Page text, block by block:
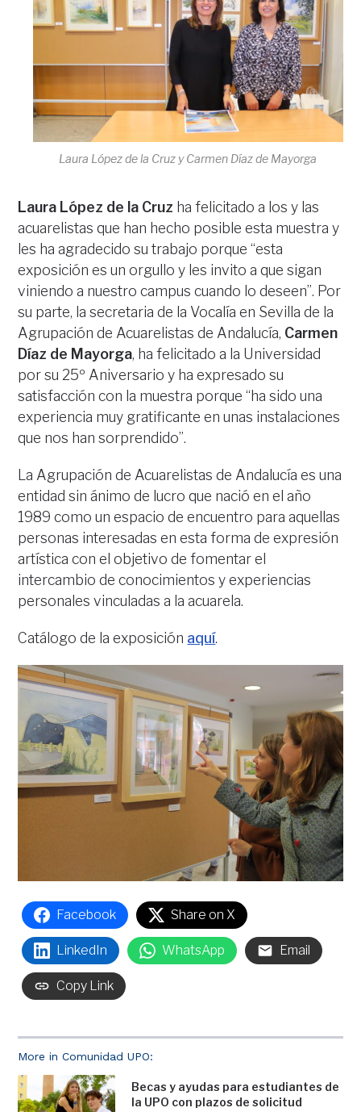
More in Comunidad UPO:
Becas y ayudas para estudiantes de
la UPO con plazos de solicitud
Laura López de la Cruz y Carmen Díaz de Mayorga
Laura López de la Cruz ha felicitado a los y las
acuarelistas que han hecho posible esta muestra y
les ha agradecido su trabajo porque “esta
exposición es un orgullo y les invito a que sigan
viniendo a nuestro campus cuando lo deseen”. Por
su parte, la secretaria de la Vocalía en Sevilla de la
Agrupación de Acuarelistas de Andalucía, Carmen
Díaz de Mayorga, ha felicitado a la Universidad
por su 25º Aniversario y ha expresado su
satisfacción con la muestra porque “ha sido una
experiencia muy gratificante en unas instalaciones
que nos han sorprendido”.
La Agrupación de Acuarelistas de Andalucía es una
entidad sin ánimo de lucro que nació en el año
1989 como un espacio de encuentro para aquellas
personas interesadas en esta forma de expresión
artística con el objetivo de fomentar el
intercambio de conocimientos y experiencias
personales vinculadas a la acuarela.
Catálogo de la exposición aquí.
Facebook Share on X
LinkedIn WhatsApp Email
Copy Link